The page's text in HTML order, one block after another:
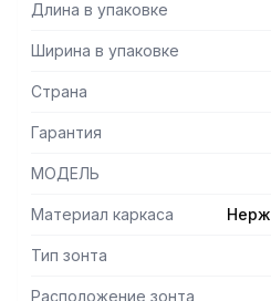
Длина в упаковке
Ширина в упаковке
Страна
Гарантия
МОДЕЛЬ
Материал каркаса
Тип зонта
Расположение зонта